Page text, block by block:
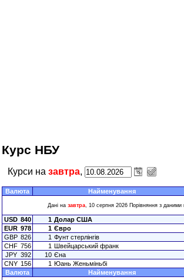
Курс НБУ
Курси на завтра,
Валюта Найменування
Дані на завтра, 10 серпня 2026 Порівняння з
USD 840 1 Долар США
EUR 978 1 Євро
GBP 826 1 Фунт стерлінгів
CHF 756 1 Швейцарський франк
JPY 392 10 Єна
CNY 156 1 Юань Женьміньбі
Валюта
Найменування